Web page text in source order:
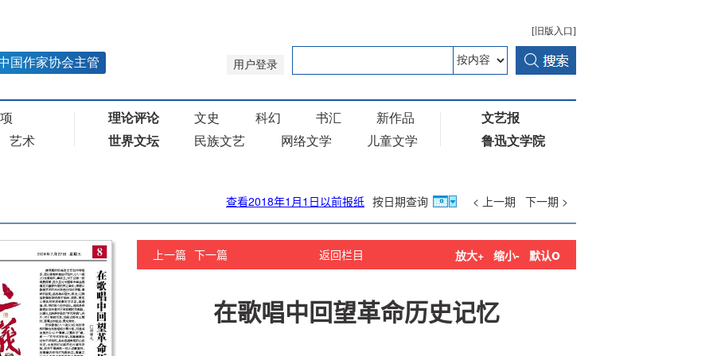
查看2018年1月1日以前报纸 按日期查询 < 上一期 下一期 >
返回栏目
上一篇 下一篇 放大+ 缩小- 默认o
在歌唱中回望革命历史记忆